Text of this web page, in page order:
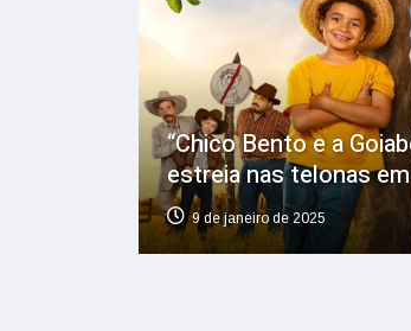
“Chico Bento e a
estreia nas telonas
9 de janeiro de 2025